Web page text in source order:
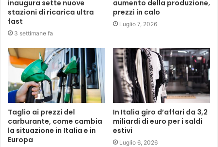
inaugura sette nuove
stazioni di ricarica ultra
fast
3 settimane fa
aumento della produzione,
prezzi in calo
Luglio 7, 2026
Taglio ai prezzi del
carburante, come cambia
la situazione in Italia e in
Europa
In Italia giro d’affari da 3,2
miliardi di euro per i saldi
estivi
Luglio 6, 2026